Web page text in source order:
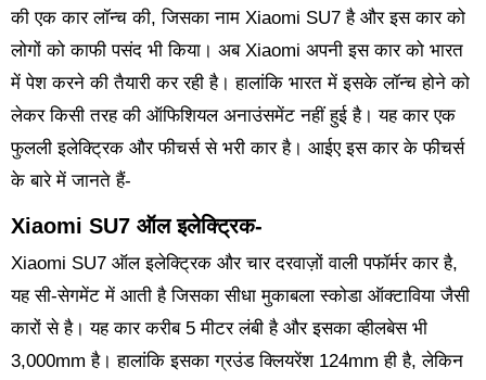
की एक कार लॉन्च की, जिसका नाम Xiaomi SU7 है और इस कार को
लोगों को काफी पसंद भी किया। अब Xiaomi अपनी इस कार को भारत
में पेश करने की तैयारी कर रही है। हालांकि भारत में इसके लॉन्च होने को
लेकर किसी तरह की ऑफिशियल अनाउंसमेंट नहीं हुई है। यह कार एक
फुलली इलेक्ट्रिक और फीचर्स से भरी कार है। आईए इस कार के फीचर्स
के बारे में जानते हैं-
Xiaomi SU7 ऑल इलेक्ट्रिक-
Xiaomi SU7 ऑल इलेक्ट्रिक और चार दरवाज़ों वाली पफॉर्मर कार है,
यह सी-सेगमेंट में आती है जिसका सीधा मुकाबला स्कोडा ऑक्टाविया जैसी
कारों से है। यह कार करीब 5 मीटर लंबी है और इसका व्हीलबेस भी
3,000mm है। हालांकि इसका ग्रउंड क्लियरेंश 124mm ही है, लेकिन